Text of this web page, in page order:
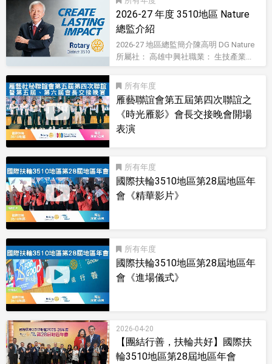
2026-27 年度 3510地區 Nature
總監介紹
2026-27 地區總監簡介陳高明 DG Nature
所屬社： 高雄中興社職業： 生技產業...
影音型錄
所有
雁藝聯誼會第五屆第四次聯誼之
《時光雁影》會長交接晚會開場
表演
影音型錄
所有
國際扶輪3510地區第28屆地區年
會《精華影片》
影音型錄
所有
國際扶輪3510地區第28屆地區年
會《進場儀式》
2026-04-20
【團結行善，扶輪共好】國際扶
輪3510地區第28屆地區年會